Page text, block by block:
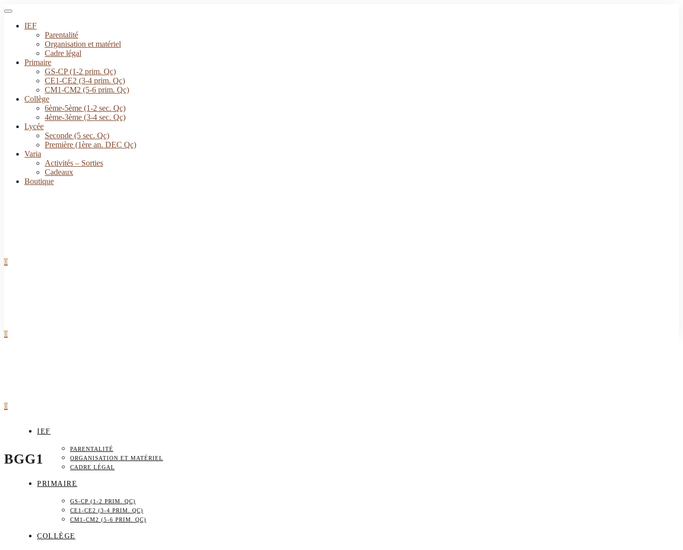
IEF
Parentalité
Organisation et matériel
Cadre légal
Primaire
GS-CP (1-2 prim. Qc)
CE1-CE2 (3-4 prim. Qc)
CM1-CM2 (5-6 prim. Qc)
Collège
6ème-5ème (1-2 sec. Qc)
4ème-3ème (3-4 sec. Qc)
Lycée
Seconde (5 sec. Qc)
Première (1ère an. DEC Qc)
Varia
Activités – Sorties
Cadeaux
Boutique
0
0
0
IEF
PARENTALITÉ
ORGANISATION ET MATÉRIEL
CADRE LÉGAL
PRIMAIRE
GS-CP (1-2 PRIM. QC)
CE1-CE2 (3-4 PRIM. QC)
CM1-CM2 (5-6 PRIM. QC)
COLLÈGE
BGG1